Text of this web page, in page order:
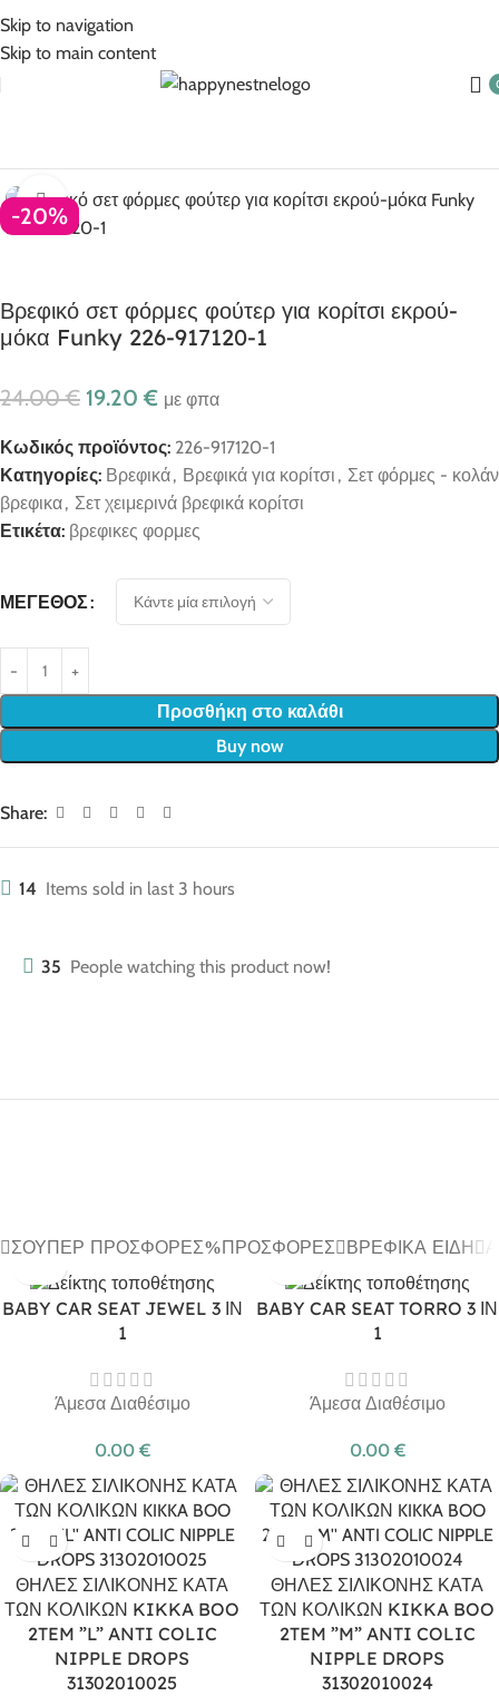
Skip to navigation
Skip to main content
-20%
Click to enlarge
Βρεφικό σετ φόρμες φούτερ για κορίτσι εκρού-
μόκα Funky 226-917120-1
24.00€ 19.20€ με φπα
Κωδικός προϊόντος: 226-917120-1
Κατηγορίες: Βρεφικά, Βρεφικά για κορίτσι , Σετ φόρμες - κολάν
βρεφικα, Σετ χειμερινά βρεφικά κορίτσι
Ετικέτα: βρεφικες φορμες
ΜΈΓΕΘΟΣ
Προσθήκη στο καλάθι
Buy now
Share:
14 Items sold in last 3 hours
35 People watching this product now!
ΣΟΎΠΕΡ ΠΡΟΣΦΟΡΈΣ ΠΡΟΣΦΟΡΈΣ ΒΡΕΦΙΚΆ ΕΊΔΗ
BABY CAR SEAT JEWEL 3 ΙΝ
1
Άμεσα Διαθέσιμο
0.00 €
BABY CAR SEAT TORRO 3 ΙΝ
1
Άμεσα Διαθέσιμο
0.00 €
ΘΗΛΕΣ ΣΙΛΙΚΟΝΗΣ ΚΑΤΑ
ΤΩΝ ΚΟΛΙΚΩΝ KIKKA BOO
2TEM ”L” ANTI COLIC
NIPPLE DROPS
31302010025
ΘΗΛΕΣ ΣΙΛΙΚΟΝΗΣ ΚΑΤΑ
ΤΩΝ ΚΟΛΙΚΩΝ KIKKA BOO
2TEM ”M” ANTI COLIC
NIPPLE DROPS
31302010024
5% Επιπλέον έκπτωση για πληρωμές με κάρτα!